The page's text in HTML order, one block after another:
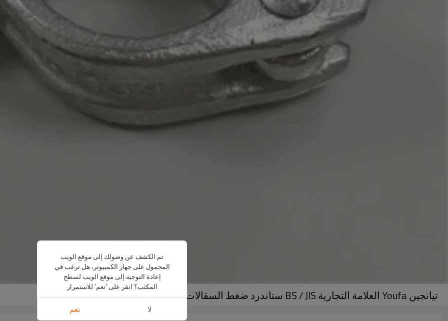
تيانجين Youfa العلامة التجارية BS / JIS ستاندرد ضغط السقالات دوار المشبك
تم الكشف عن وصولك إلى موقع الويب
المحمول على جهاز الكمبيوتر، هل ترغب في
إعادة التوجيه إلى موقع الويب لسطح
المكتب؟ انقر على 'نعم' للاستمرار
لا نعم